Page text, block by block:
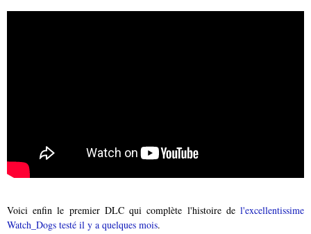
Voici enfin le premier DLC qui complète l'histoire de l'excellentissime
Watch_Dogs testé il y a quelques mois.